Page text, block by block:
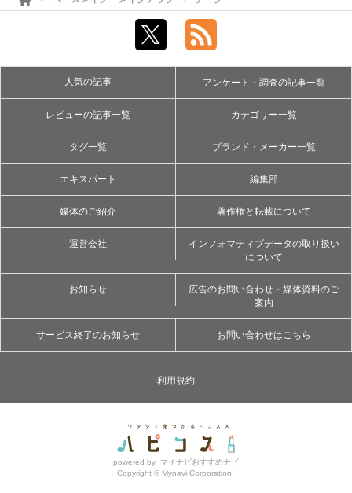
人気の記事 アンケート・調査の記事一覧
レビューの記事一覧 カテゴリー一覧
タグ一覧 ブランド・メーカー一覧
エキスパート 編集部
媒体のご紹介 著作権と転載について
運営会社
インフォマティブデータの取り扱い
について
お知らせ
広告のお問い合わせ・媒体資料のご
案内
サービス終了のお知らせ お問い合わせはこちら
利用規約
powered by マイナビおすすめナビ
Copyright © Mynavi Corporation